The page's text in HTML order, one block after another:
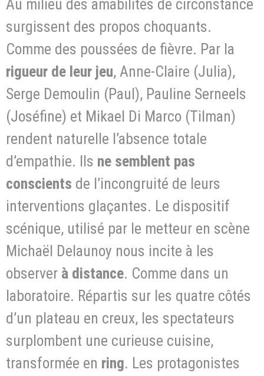
Au milieu des amabilités de circonstance
surgissent des propos choquants.
Comme des poussées de fièvre. Par la
rigueur de leur jeu, Anne-Claire (Julia),
Serge Demoulin (Paul), Pauline Serneels
(Joséfine) et Mikael Di Marco (Tilman)
rendent naturelle l’absence totale
d’empathie. Ils ne semblent pas
conscients de l’incongruité de leurs
interventions glaçantes. Le dispositif
scénique, utilisé par le metteur en scène
Michaël Delaunoy nous incite à les
observer à distance. Comme dans un
laboratoire. Répartis sur les quatre côtés
d’un plateau en creux, les spectateurs
surplombent une curieuse cuisine,
transformée en ring. Les protagonistes